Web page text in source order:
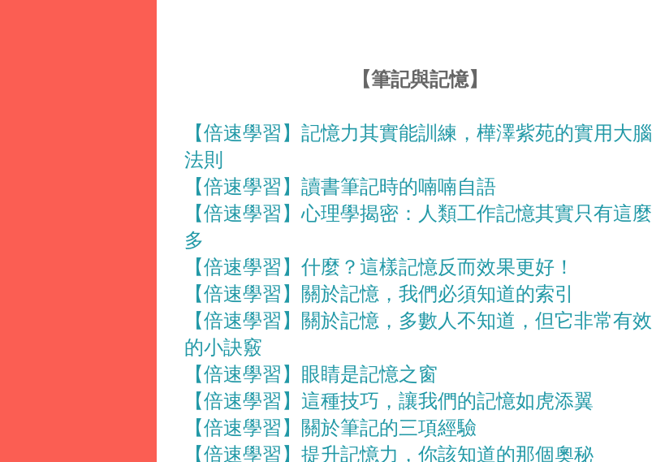
【筆記與記憶】
【倍速學習】記憶力其實能訓練，樺澤紫苑的實用大腦
法則
【倍速學習】讀書筆記時的喃喃自語
【倍速學習】心理學揭密：人類工作記憶其實只有這麼
多
【倍速學習】什麼？這樣記憶反而效果更好！
【倍速學習】關於記憶，我們必須知道的索引
【倍速學習】關於記憶，多數人不知道，但它非常有效
的小訣竅
【倍速學習】眼睛是記憶之窗
【倍速學習】這種技巧，讓我們的記憶如虎添翼
【倍速學習】關於筆記的三項經驗
【倍速學習】提升記憶力，你該知道的那個奧秘